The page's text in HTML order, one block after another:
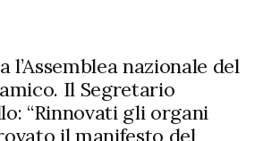
l’Assemblea nazionale del
Il Segretario
“Rinnovati gli organi
il manifesto del